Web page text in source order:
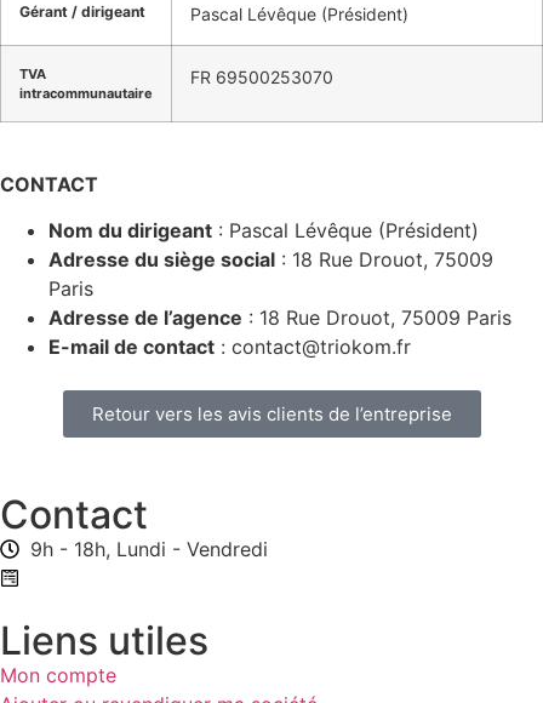
Gérant / dirigeant Pascal Lévêque (Président)
TVA
intracommunautaire
FR 69500253070
CONTACT
Nom du dirigeant : Pascal Lévêque (Président)
Adresse du siège social : 18 Rue Drouot, 75009
Paris
Adresse de l’agence : 18 Rue Drouot, 75009 Paris
E-mail de contact : contact@triokom.fr
Retour vers les avis clients de l’entreprise
Contact
9h - 18h, Lundi - Vendredi
Liens utiles
Mon compte